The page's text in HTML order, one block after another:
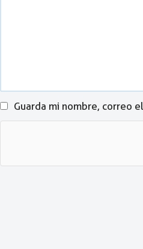
Guarda mi nombre, correo